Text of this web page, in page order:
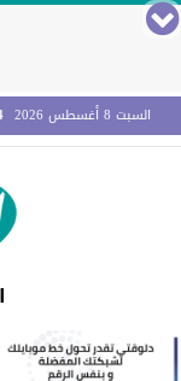
السبت 8 أغسطس 2026